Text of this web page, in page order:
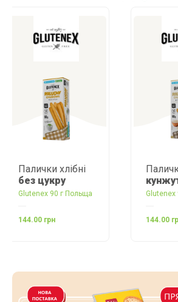
Палички хлібні
Glutenex 90 г Польща